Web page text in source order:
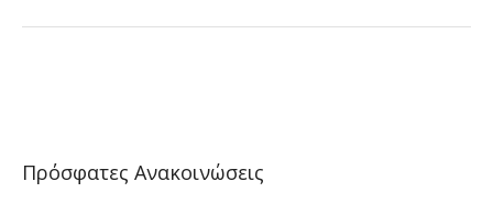
Πρόσφατες Ανακοινώσεις